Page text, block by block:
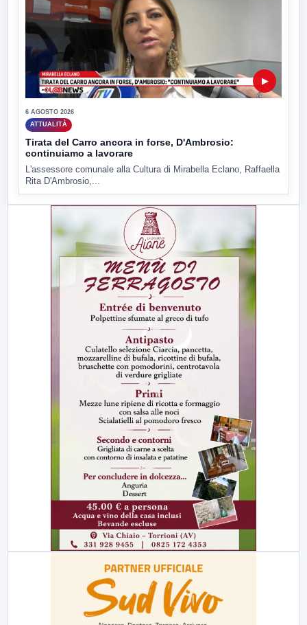
▶
6 AGOSTO 2026
ATTUALITÀ
Tirata del Carro ancora in forse, D'Ambrosio:
continuiamo a lavorare
L'assessore comunale alla Cultura di Mirabella Eclano, Raffaella
Rita D'Ambrosio,...